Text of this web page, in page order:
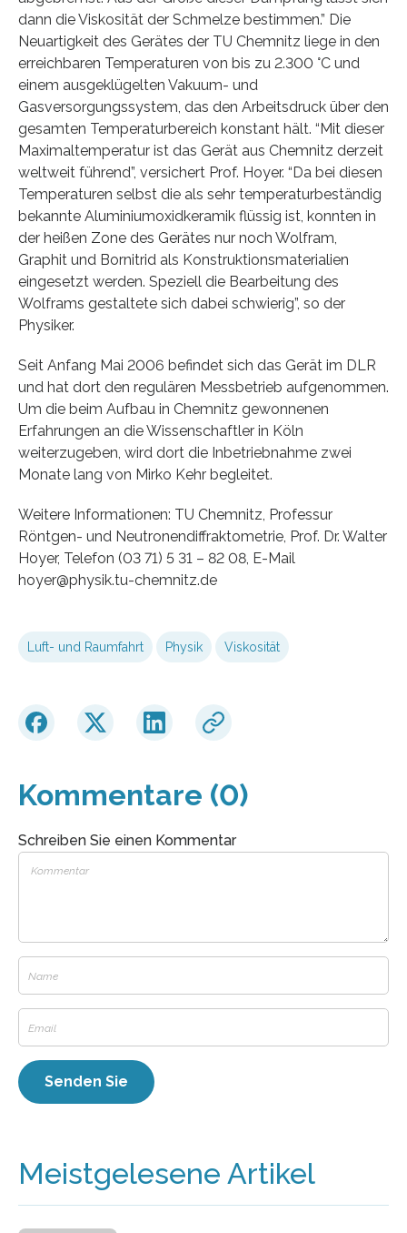
dann die Viskosität der Schmelze bestimmen.” Die
Neuartigkeit des Gerätes der TU Chemnitz liege in den
erreichbaren Temperaturen von bis zu 2.300 °C und
einem ausgeklügelten Vakuum- und
Gasversorgungssystem, das den Arbeitsdruck über den
gesamten Temperaturbereich konstant hält. “Mit dieser
Maximaltemperatur ist das Gerät aus Chemnitz derzeit
weltweit führend”, versichert Prof. Hoyer. “Da bei diesen
Temperaturen selbst die als sehr temperaturbeständig
bekannte Aluminiumoxidkeramik flüssig ist, konnten in
der heißen Zone des Gerätes nur noch Wolfram,
Graphit und Bornitrid als Konstruktionsmaterialien
eingesetzt werden. Speziell die Bearbeitung des
Wolframs gestaltete sich dabei schwierig”, so der
Physiker.
Seit Anfang Mai 2006 befindet sich das Gerät im DLR
und hat dort den regulären Messbetrieb aufgenommen.
Um die beim Aufbau in Chemnitz gewonnenen
Erfahrungen an die Wissenschaftler in Köln
weiterzugeben, wird dort die Inbetriebnahme zwei
Monate lang von Mirko Kehr begleitet.
Weitere Informationen: TU Chemnitz, Professur
Röntgen- und Neutronendiffraktometrie, Prof. Dr. Walter
Hoyer, Telefon (03 71) 5 31 – 82 08, E-Mail
hoyer@physik.tu-chemnitz.de
Luft- und Raumfahrt Physik Viskosität
Kommentare (0)
Schreiben Sie einen Kommentar
Meistgelesene Artikel